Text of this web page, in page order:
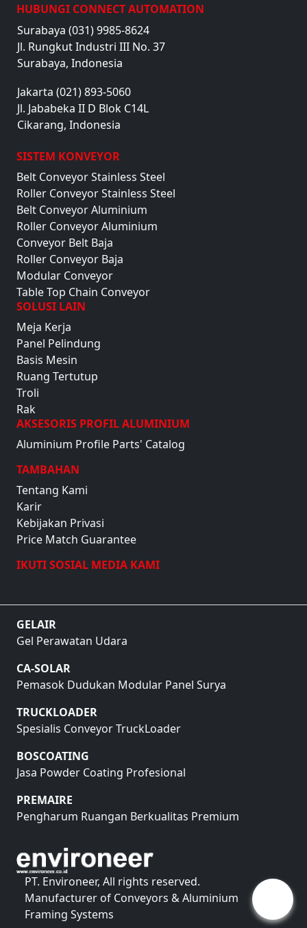
HUBUNGI CONNECT AUTOMATION
Surabaya (031) 9985-8624
Jl. Rungkut Industri III No. 37
Surabaya, Indonesia
Jakarta (021) 893-5060
Jl. Jababeka II D Blok C14L
Cikarang, Indonesia
SISTEM KONVEYOR
Belt Conveyor Stainless Steel
Roller Conveyor Stainless Steel
Belt Conveyor Aluminium
Roller Conveyor Aluminium
Conveyor Belt Baja
Roller Conveyor Baja
Modular Conveyor
Table Top Chain Conveyor
SOLUSI LAIN
Meja Kerja
Panel Pelindung
Basis Mesin
Ruang Tertutup
Troli
Rak
AKSESORIS PROFIL ALUMINIUM
Aluminium Profile Parts' Catalog
TAMBAHAN
Tentang Kami
Karir
Kebijakan Privasi
Price Match Guarantee
IKUTI SOSIAL MEDIA KAMI
GELAIR
Gel Perawatan Udara
CA-SOLAR
Pemasok Dudukan Modular Panel Surya
TRUCKLOADER
Spesialis Conveyor TruckLoader
BOSCOATING
Jasa Powder Coating Profesional
PREMAIRE
Pengharum Ruangan Berkualitas Premium
PT. Environeer, All rights reserved.
Manufacturer of Conveyors & Aluminium
Framing Systems